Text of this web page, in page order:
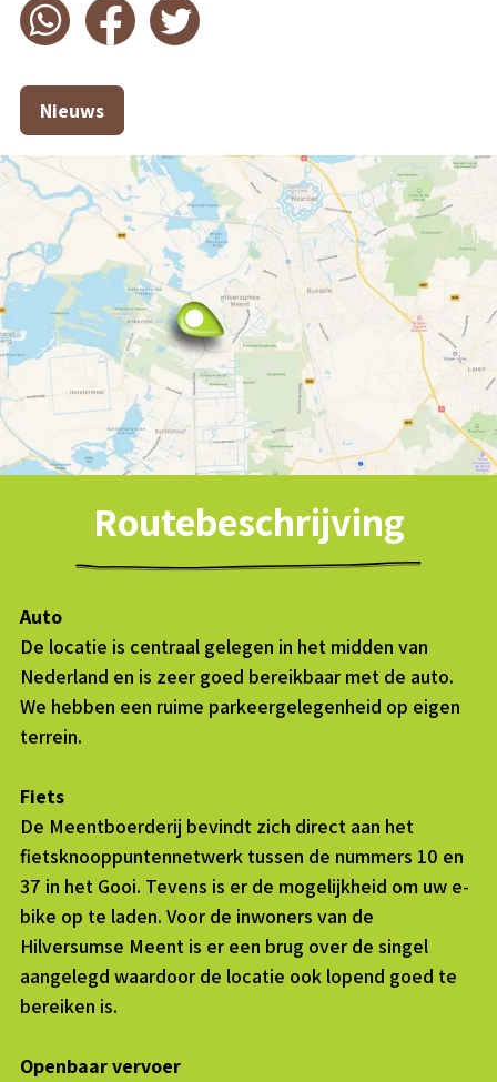
Nieuws
Routebeschrijving
Auto
De locatie is centraal gelegen in het midden van
Nederland en is zeer goed bereikbaar met de auto.
We hebben een ruime parkeergelegenheid op eigen
terrein.
Fiets
De Meentboerderij bevindt zich direct aan het
fietsknooppuntennetwerk tussen de nummers 10 en
37 in het Gooi. Tevens is er de mogelijkheid om uw e-
bike op te laden. Voor de inwoners van de
Hilversumse Meent is er een brug over de singel
aangelegd waardoor de locatie ook lopend goed te
bereiken is.
Openbaar vervoer